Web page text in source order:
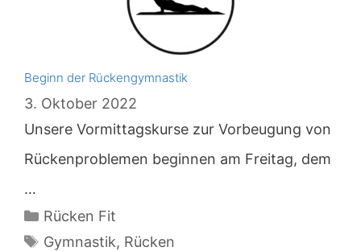
Beginn der Rückengymnastik
3. Oktober 2022
Unsere Vormittagskurse zur Vorbeugung von
Rückenproblemen beginnen am Freitag, dem
…
Kategorien
Rücken Fit
Schlagwörter
Gymnastik, Rücken